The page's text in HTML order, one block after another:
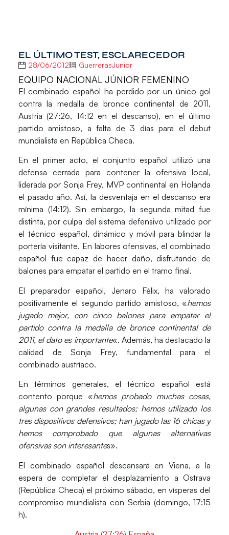
EL ÚLTIMO TEST, ESCLARECEDOR
28/06/2012 GuerrerasJunior
EQUIPO NACIONAL JÚNIOR FEMENINO
El combinado español ha perdido por un único gol
contra la medalla de bronce continental de 2011,
Austria (27:26, 14:12 en el descanso), en el último
partido amistoso, a falta de 3 días para el debut
mundialista en República Checa.
En el primer acto, el conjunto español utilizó una
defensa cerrada para contener la ofensiva local,
liderada por Sonja Frey, MVP continental en Holanda
el pasado año. Así, la desventaja en el descanso era
mínima (14:12). Sin embargo, la segunda mitad fue
distinta, por culpa del sistema defensivo utilizado por
el técnico español, dinámico y móvil para blindar la
portería visitante. En labores ofensivas, el combinado
español fue capaz de hacer daño, disfrutando de
balones para empatar el partido en el tramo final.
El preparador español, Jenaro Félix, ha valorado
positivamente el segundo partido amistoso, «hemos
jugado mejor, con cinco balones para empatar el
partido contra la medalla de bronce continental de
2011, el dato es importante«. Además, ha destacado la
calidad de Sonja Frey, fundamental para el
combinado austríaco.
En términos generales, el técnico español está
contento porque «hemos probado muchas cosas,
algunas con grandes resultados; hemos utilizado los
tres dispositivos defensivos; han jugado las 16 chicas y
hemos comprobado que algunas alternativas
ofensivas son interesantes».
El combinado español descansará en Viena, a la
espera de completar el desplazamiento a Ostrava
(República Checa) el próximo sábado, en vísperas del
compromiso mundialista con Serbia (domingo, 17:15
h).